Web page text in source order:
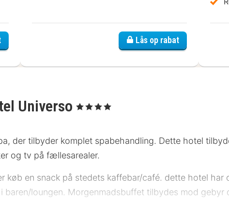
Lås op rabat
Universo , 4 Stjerner
der tilbyder komplet spabehandling. Dette hotel
og tv på fællesarealer.
køb en snack på stedets kaffebar/café. dette hotel har
baren/loungen. Morgenmadsbuffet tilbydes mod gebyr
officielle stjernebedømmelse fra the local rating